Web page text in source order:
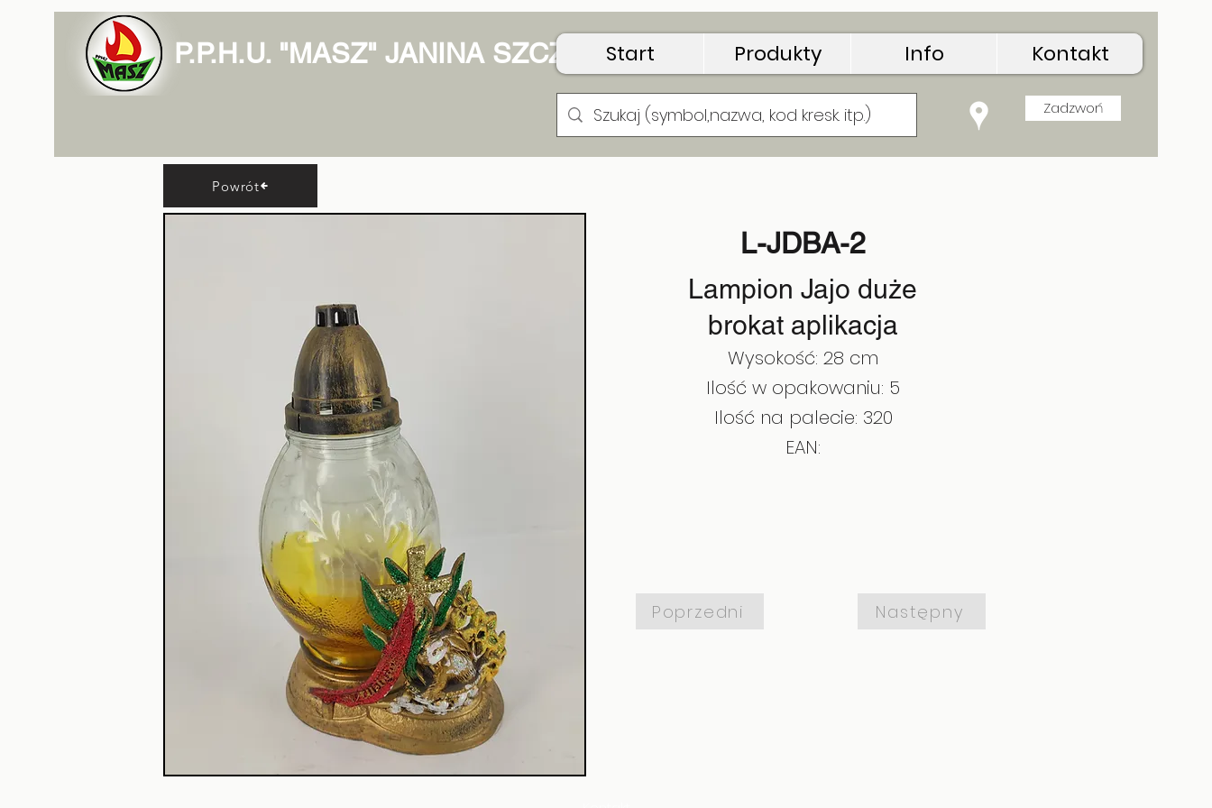
P.P.H.U. "MASZ" JANINA SZCZUDŁO
Start Produkty Info Kontakt
Zadzwoń
Powrót
L-JDBA-2
Lampion Jajo duże
brokat aplikacja
Wysokość: 28 cm
Ilość w opakowaniu: 5
Ilość na palecie: 320
EAN:
Poprzedni Następny